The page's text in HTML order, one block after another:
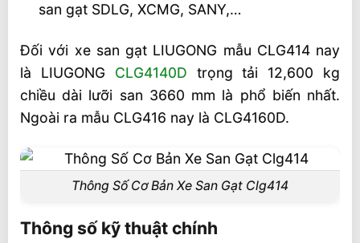
san gạt SDLG, XCMG, SANY,…
Đối với xe san gạt LIUGONG mẫu CLG414 nay
là LIUGONG CLG4140D trọng tải 12,600 kg
chiều dài lưỡi san 3660 mm là phổ biến nhất.
Ngoài ra mẫu CLG416 nay là CLG4160D.
Thông Số Cơ Bản Xe San Gạt Clg414
Thông số kỹ thuật chính